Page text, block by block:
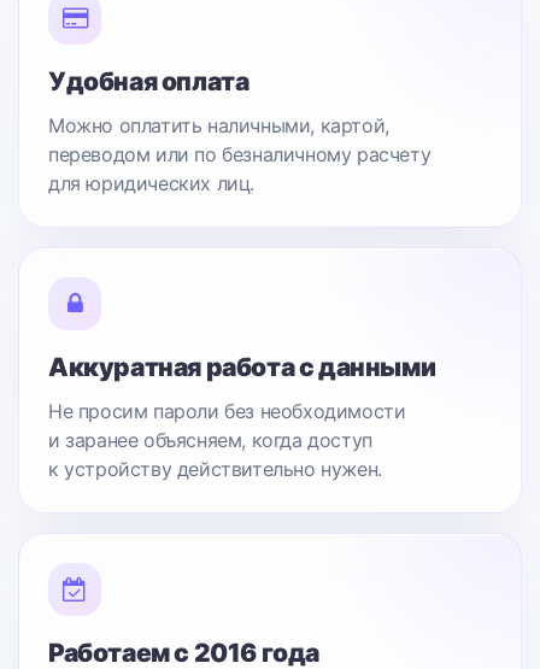
Удобная оплата
Можно оплатить наличными, картой,
переводом или по безналичному расчету
для юридических лиц.
Аккуратная работа с данными
Не просим пароли без необходимости
и заранее объясняем, когда доступ
к устройству действительно нужен.
Работаем с 2016 года